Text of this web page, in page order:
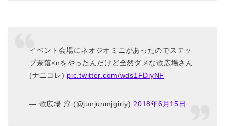
イベント会場にネオジオミニがあったのでステッ
プ奈落×nをやったんだけど全然ダメな歌広場さん
(ナニコレ) pic.twitter.com/wds1FDiyNF
— 歌広場 淳 (@junjunmjgirly)2018年6月15日